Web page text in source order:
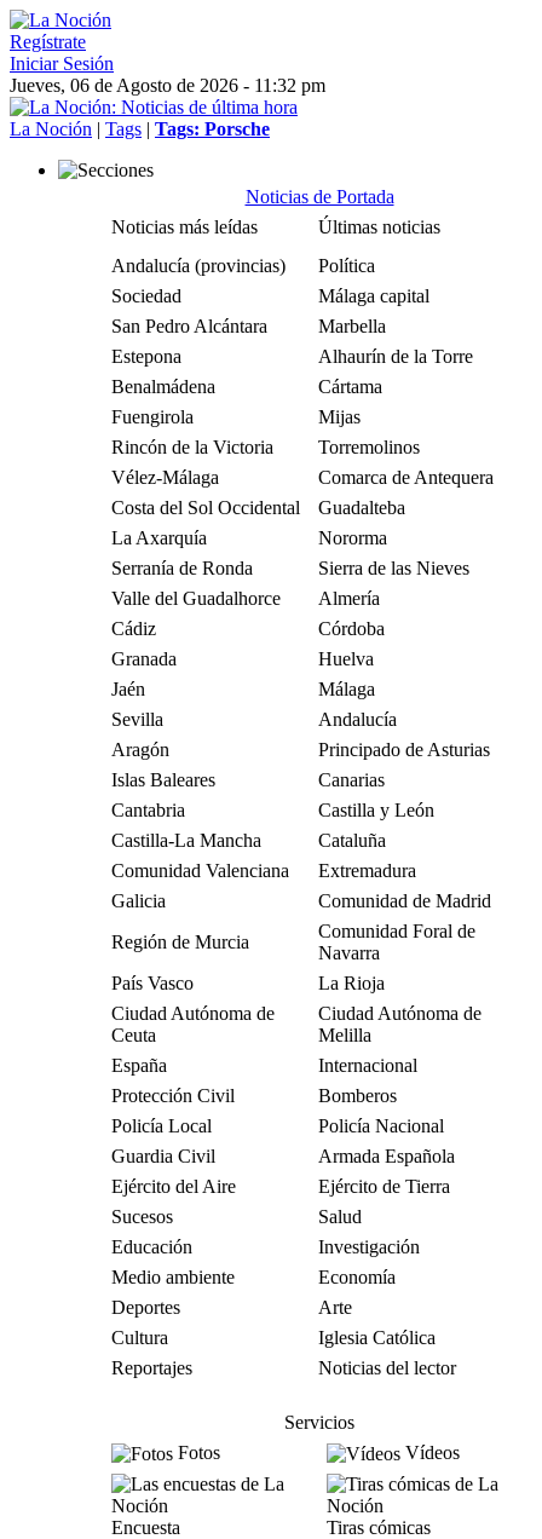
Regístrate
Iniciar Sesión
Jueves, 06 de Agosto de 2026 - 11:32 pm
La Noción | Tags | Tags: Porsche
Noticias de Portada
Noticias más leídas
Últimas noticias
Andalucía (provincias)
Política
Sociedad
Málaga capital
San Pedro Alcántara
Marbella
Estepona
Alhaurín de la Torre
Benalmádena
Cártama
Fuengirola
Mijas
Rincón de la Victoria
Torremolinos
Vélez-Málaga
Comarca de Antequera
Costa del Sol Occidental
Guadalteba
La Axarquía
Nororma
Serranía de Ronda
Sierra de las Nieves
Valle del Guadalhorce
Almería
Cádiz
Córdoba
Granada
Huelva
Jaén
Málaga
Sevilla
Andalucía
Aragón
Principado de Asturias
Islas Baleares
Canarias
Cantabria
Castilla y León
Castilla-La Mancha
Cataluña
Comunidad Valenciana
Extremadura
Galicia
Comunidad de Madrid
Región de Murcia
Comunidad Foral de
Navarra
País Vasco
La Rioja
Ciudad Autónoma de
Ceuta
Ciudad Autónoma de
Melilla
España
Internacional
Protección Civil
Bomberos
Policía Local
Policía Nacional
Guardia Civil
Armada Española
Ejército del Aire
Ejército de Tierra
Sucesos
Salud
Educación
Investigación
Medio ambiente
Economía
Deportes
Arte
Cultura
Iglesia Católica
Reportajes
Noticias del lector
Servicios
Fotos
Vídeos
Encuesta Tiras cómicas